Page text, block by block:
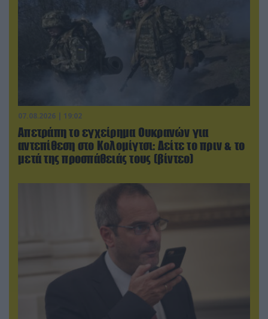
07.08.2026 | 19:02
Απετράπη το εγχείρημα Ουκρανών για
αντεπίθεση στο Κολομίγτσι: Δείτε το πριν & το
μετά της προσπάθειάς τους (βίντεο)